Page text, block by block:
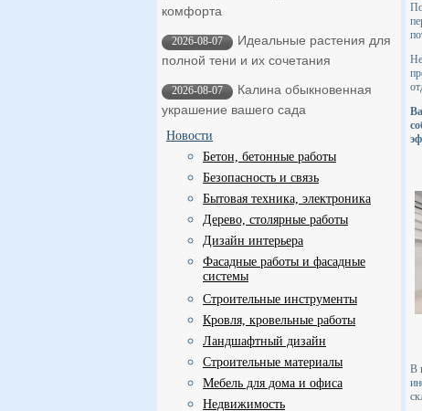
комфорта
2026-08-07
Идеальные растения для
полной тени и их сочетания
2026-08-07
Калина обыкновенная
украшение вашего сада
Новости
Бетон, бетонные работы
Безопасность и связь
Бытовая техника, электроника
Дерево, столярные работы
Дизайн интерьера
Фасадные работы и фасадные
системы
Строительные инструменты
Кровля, кровельные работы
Ландшафтный дизайн
Строительные материалы
Мебель для дома и офиса
Недвижимость
В